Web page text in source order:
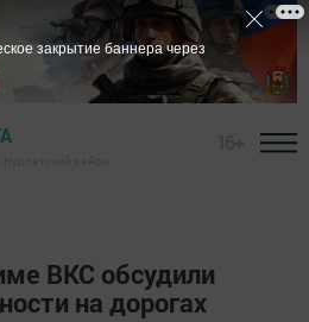
ВКС обсудили
на дорогах
закрытие баннера через